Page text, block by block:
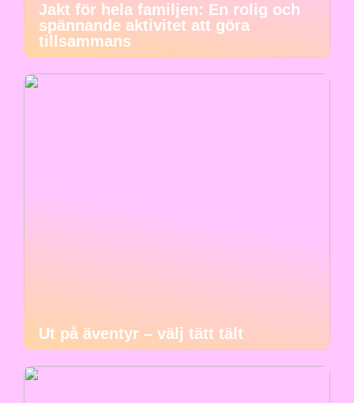
Jakt för hela familjen: En rolig och
spännande aktivitet att göra
tillsammans
Ut på äventyr – välj tätt tält